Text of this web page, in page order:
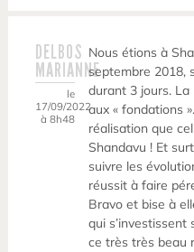
DELBOS
MARIANNE
le
17/09/2022
à 8h48
Nous étions à
septembre 2018,
durant 3 jours.
aux « fondations
réalisation que
Shandavu ! Et
suivre les
réussit à faire
Bravo et bise à
qui s’investissent
ce très très beau